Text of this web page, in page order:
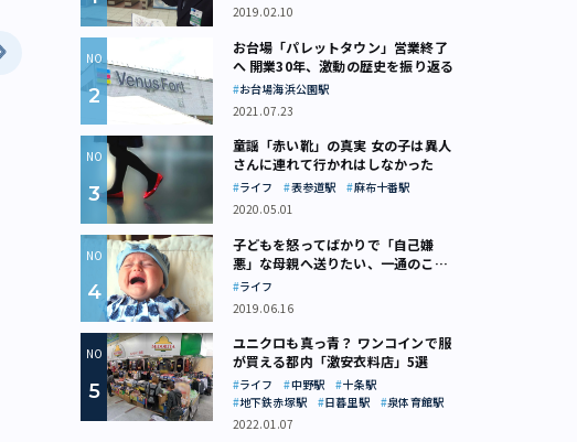
ドライクラフトコーラ（画像：カルディ）
2019.02.10
お台場「パレットタウン」営業終了
へ 開業30年、激動の歴史を振り返る
お台場海浜公園駅
2021.07.23
童謡「赤い靴」の真実 女の子は異人
さんに連れて行かれはしなかった
ライフ 表参道駅
麻布十番駅
2020.05.01
子どもを怒ってばかりで「自己嫌
悪」な母親へ送りたい、一通のここ
ろの処方箋
ライフ
2019.06.16
ユニクロも真っ青？ ワンコインで服
が買える都内「激安衣料店」5選
ライフ 中野駅
十条駅
地下鉄赤塚駅
日暮里駅
泉体育館駅
2022.01.07